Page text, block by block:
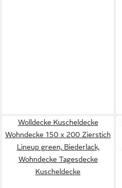
Wolldecke Kuscheldecke
Wohndecke 150 x 200 Zierstich
Lineup green, Biederlack,
Wohndecke Tagesdecke
Kuscheldecke